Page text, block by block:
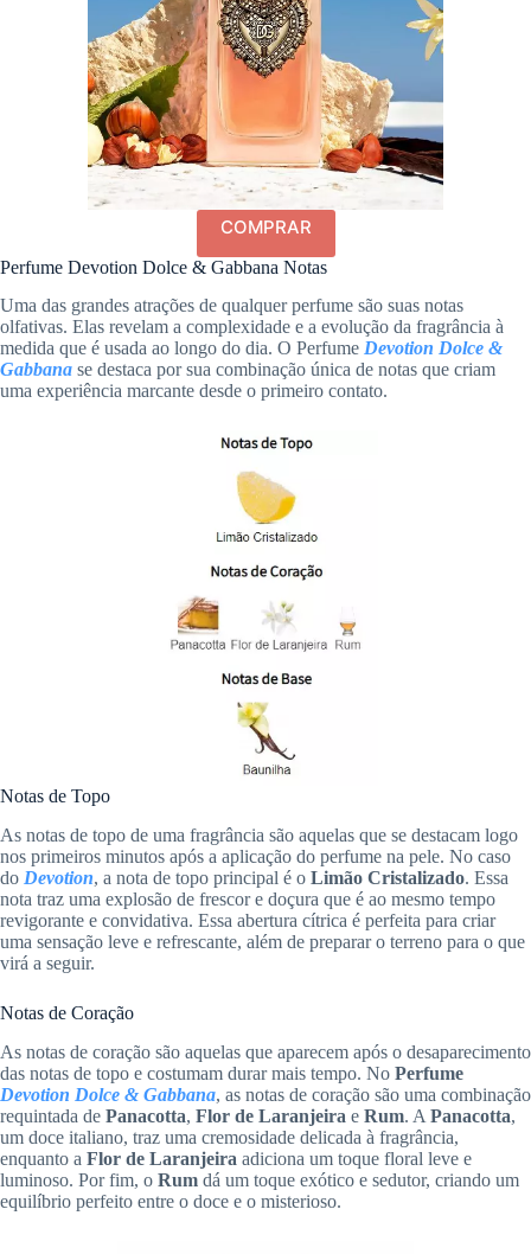
COMPRAR
Perfume Devotion Dolce & Gabbana Notas
Uma das grandes atrações de qualquer perfume são suas notas
olfativas. Elas revelam a complexidade e a evolução da fragrância à
medida que é usada ao longo do dia. O Perfume Devotion Dolce &
Gabbana se destaca por sua combinação única de notas que criam
uma experiência marcante desde o primeiro contato.
Notas de Topo
As notas de topo de uma fragrância são aquelas que se destacam logo
nos primeiros minutos após a aplicação do perfume na pele. No caso
do Devotion, a nota de topo principal é o Limão Cristalizado. Essa
nota traz uma explosão de frescor e doçura que é ao mesmo tempo
revigorante e convidativa. Essa abertura cítrica é perfeita para criar
uma sensação leve e refrescante, além de preparar o terreno para o que
virá a seguir.
Notas de Coração
As notas de coração são aquelas que aparecem após o desaparecimento
das notas de topo e costumam durar mais tempo. No Perfume
Devotion Dolce & Gabbana, as notas de coração são uma combinação
requintada de Panacotta, Flor de Laranjeira e Rum. A Panacotta,
um doce italiano, traz uma cremosidade delicada à fragrância,
enquanto a Flor de Laranjeira adiciona um toque floral leve e
luminoso. Por fim, o Rum dá um toque exótico e sedutor, criando um
equilíbrio perfeito entre o doce e o misterioso.